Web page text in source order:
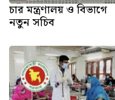
চার মন্ত্রণালয় ও বিভাগে
নতুন সচিব